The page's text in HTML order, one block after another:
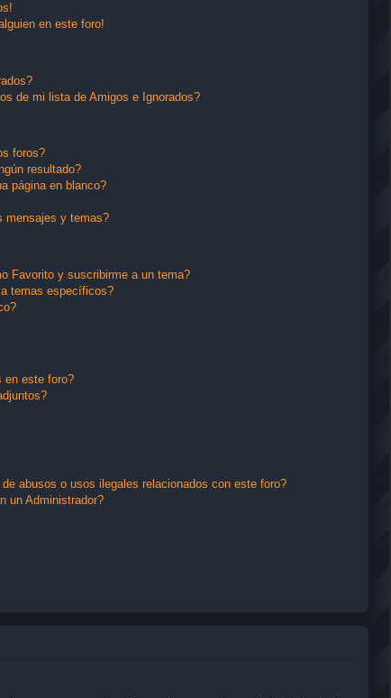
en este foro!
de mi lista de Amigos e Ignorados?
foros?
resultado?
página en blanco?
mensajes y temas?
Favorito y suscribirme a un tema?
temas específicos?
en este foro?
abusos o usos ilegales relacionados con este foro?
un Administrador?